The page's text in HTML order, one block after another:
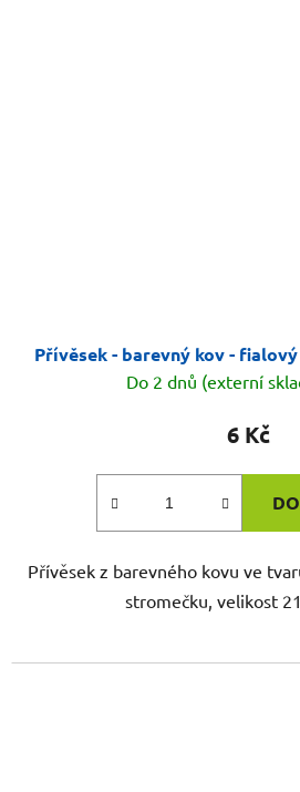
Přívěsek - barevný kov -
Do 2 dnů (externí
6 Kč
Přívěsek z barevného kovu ve
stromečku, velikost